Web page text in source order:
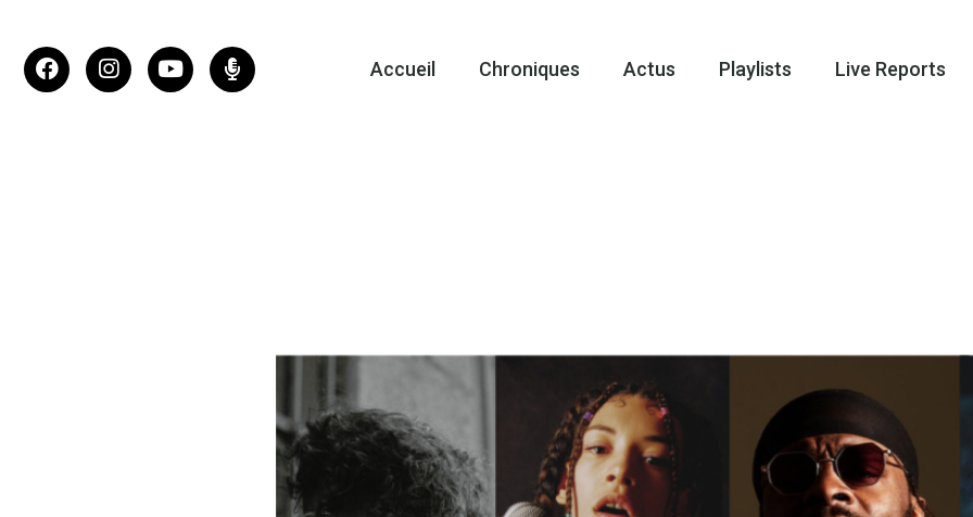
Accueil Chroniques Actus Playlists Live Reports